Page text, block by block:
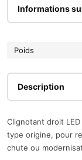
Informations
Poids
Description
Clignotant droit
type origine, pour
chute ou